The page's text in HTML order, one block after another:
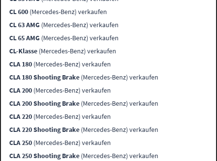
CL 600 (Mercedes-Benz) verkaufen
CL 63 AMG (Mercedes-Benz) verkaufen
CL 65 AMG (Mercedes-Benz) verkaufen
CL-Klasse (Mercedes-Benz) verkaufen
CLA 180 (Mercedes-Benz) verkaufen
CLA 180 Shooting Brake (Mercedes-Benz) verkaufen
CLA 200 (Mercedes-Benz) verkaufen
CLA 200 Shooting Brake (Mercedes-Benz) verkaufen
CLA 220 (Mercedes-Benz) verkaufen
CLA 220 Shooting Brake (Mercedes-Benz) verkaufen
CLA 250 (Mercedes-Benz) verkaufen
CLA 250 Shooting Brake (Mercedes-Benz) verkaufen